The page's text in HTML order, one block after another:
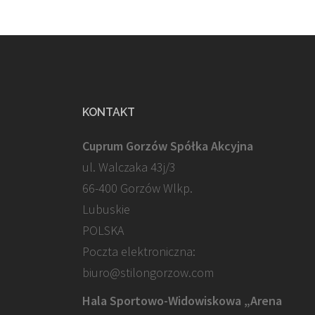
KONTAKT
Cuprum Gorzów Spółka Akcyjna
ul. Walczaka 43j/3
66-400 Gorzów Wlkp.
Lubuskie
POLSKA
Poczta elektroniczna:
biuro@stilongorzow.com
Hala Sportowo-Widowiskowa „Arena